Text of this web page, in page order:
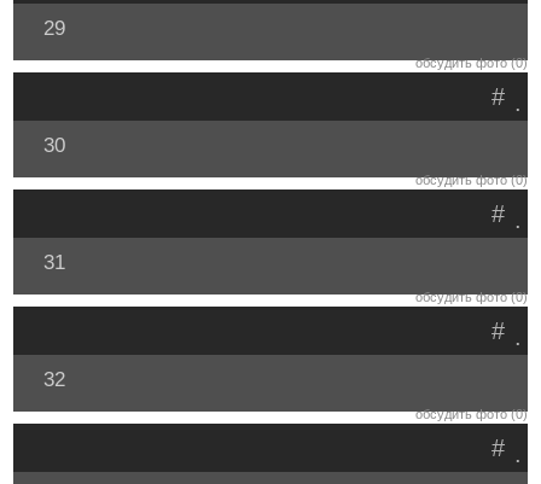
29
обсудить фото (0)
.
#
30
обсудить фото (0)
.
#
31
обсудить фото (0)
.
#
32
обсудить фото (0)
.
#